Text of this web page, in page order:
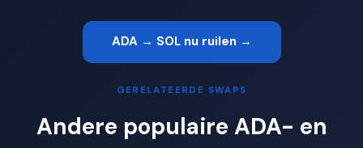
ADA → SOL nu ruilen →
GERELATEERDE SWAPS
Andere populaire ADA- en